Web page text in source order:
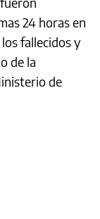
24 horas en
fallecidos y
de la
de